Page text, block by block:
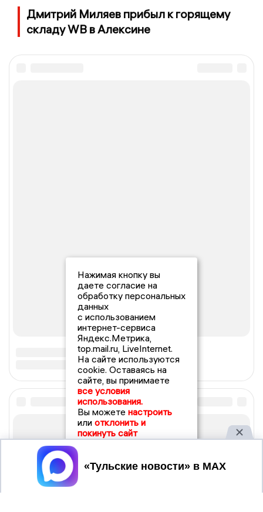
Дмитрий Миляев прибыл к горящему
складу WB в Алексине
Нажимая кнопку вы
даете согласие на
обработку персональных
данных
с использованием
интернет-сервиса
Яндекс.Метрика,
top.mail.ru, LiveInternet.
На сайте используются
cookie. Оставаясь на
сайте, вы принимаете
все условия
использования.
Вы можете настроить
или отклонить и
покинуть сайт
Принять